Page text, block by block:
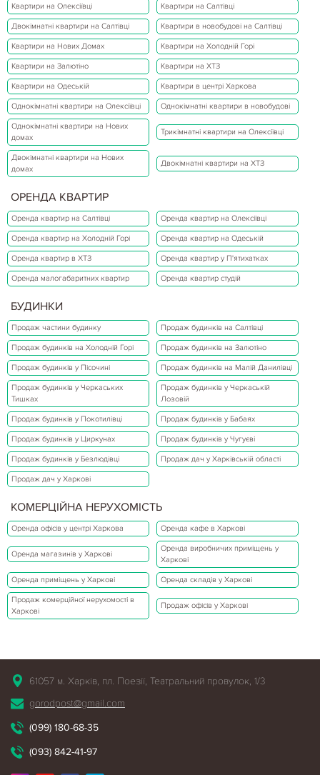
Квартири на Олексіївці Квартири на Салтівці
Двокімнатні квартири на Салтівці Квартири в новобудові на Салтівці
Квартири на Нових Домах Квартири на Холодній Горі
Квартири на Залютіно Квартири на ХТЗ
Квартири на Одеській Квартири в центрі Харкова
Однокімнатні квартири на Олексіївці Однокімнатні квартири в новобудові
Однокімнатні квартири на Нових
домах
Трикімнатні квартири на Олексіївці
Двокімнатні квартири на Нових
домах
Двокімнатні квартири на ХТЗ
ОРЕНДА КВАРТИР
Оренда квартир на Салтівці Оренда квартир на Олексіївці
Оренда квартир на Холодній Горі Оренда квартир на Одеській
Оренда квартир в ХТЗ Оренда квартир у П'ятихатках
Оренда малогабаритних квартир Оренда квартир студій
БУДИНКИ
Продаж частини будинку Продаж будинків на Салтівці
Продаж будинків на Холодній Горі Продаж будинків на Залютіно
Продаж будинків у Пісочині Продаж будинків на Малій Данилівці
Продаж будинків у Черкаських
Тишках
Продаж будинків у Черкаській
Лозовій
Продаж будинків у Покотилівці Продаж будинків у Бабаях
Продаж будинків у Циркунах Продаж будинків у Чугуєві
Продаж будинків у Безлюдівці Продаж дач у Харківській області
Продаж дач у Харкові
КОМЕРЦІЙНА НЕРУХОМІСТЬ
Оренда офісів у центрі Харкова Оренда кафе в Харкові
Оренда магазинів у Харкові
Оренда виробничих приміщень у
Харкові
Оренда приміщень у Харкові Оренда складів у Харкові
Продаж комерційної нерухомості в
Харкові
Продаж офісів у Харкові
61057 м. Харків, пл. Поезії, Театральний провулок, 1/3
gorodpost@gmail.com
(099) 180-68-35
(093) 842-41-97